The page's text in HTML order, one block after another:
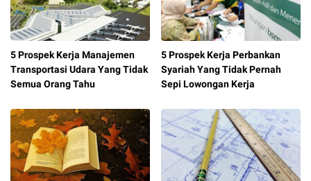
5 Prospek Kerja Manajemen
Transportasi Udara Yang Tidak
Semua Orang Tahu
5 Prospek Kerja Perbankan
Syariah Yang Tidak Pernah
Sepi Lowongan Kerja